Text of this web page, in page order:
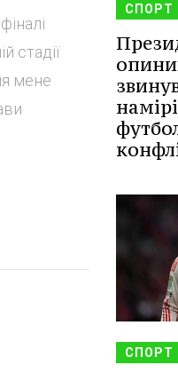
стадії
мене
СПОРТ
СПОРТ